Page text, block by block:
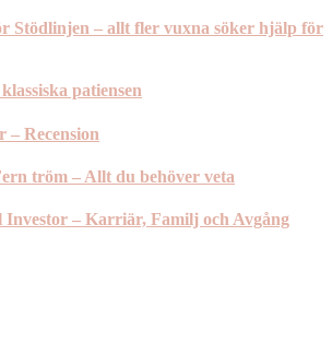
Stödlinjen – allt fler vuxna söker hjälp för
patiensen
– Recension
tröm – Allt du behöver veta
Investor – Karriär, Familj och Avgång